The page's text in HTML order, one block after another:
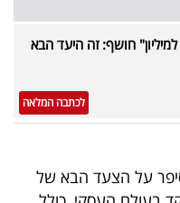
חושף: זה היעד הבא
לכתבה המלאה
על הצעד הבא של